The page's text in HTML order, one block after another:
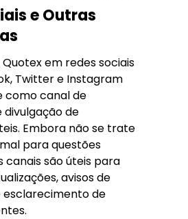
e Outras
em redes sociais
Twitter e Instagram
como canal de
de
Embora não se trate
para questões
canais são úteis para
avisos de
esclarecimento de